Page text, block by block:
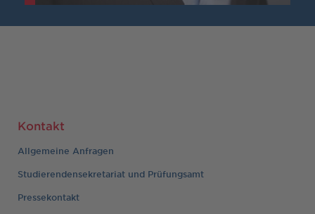
Kontakt
Allgemeine Anfragen
Studierendensekretariat und Prüfungsamt
Pressekontakt